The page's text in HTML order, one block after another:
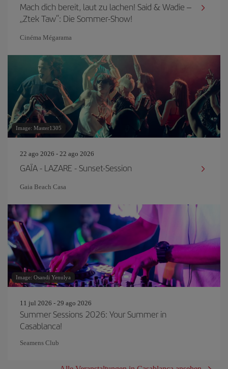
Mach dich bereit, laut zu lachen! Said & Wadie –
„Ztek Taw“: Die Sommer-Show!
Cinéma Mégarama
Image: Master1305
22 ago 2026 - 22 ago 2026
GAÏA - LAZARE - Sunset-Session
Gaia Beach Casa
Image: Osandi Yenulya
11 jul 2026 - 29 ago 2026
Summer Sessions 2026: Your Summer in
Casablanca!
Seamens Club